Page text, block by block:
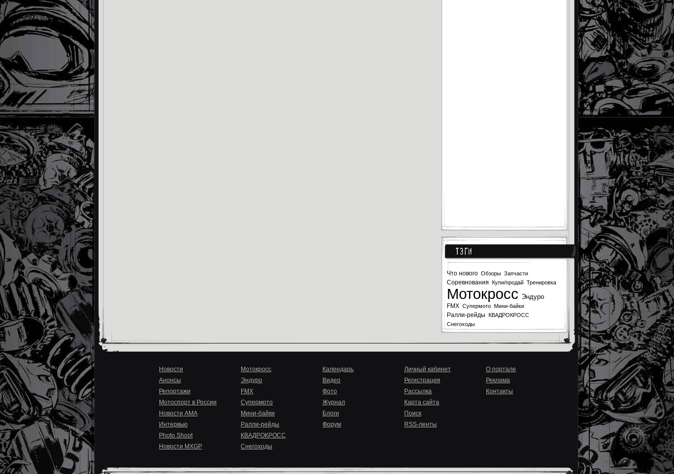
Тэги
Что нового Обзоры Запчасти
Соревнования Купи/продай Тренировка
Мотокросс Эндуро
FMX Супермото Мини-байки
Ралли-рейды КВАДРОКРОСС
Снегоходы
Новости
Анонсы
Репортажи
Мотоспорт в России
Новости AMA
Интервью
Photo Shoot
Новости MXGP
Мотокросс
Эндуро
FMX
Супермото
Мини-байки
Ралли-рейды
КВАДРОКРОСС
Снегоходы
Календарь
Видео
Фото
Журнал
Блоги
Форум
Личный кабинет
Регистрация
Рассылка
Карта сайта
Поиск
RSS-ленты
О портале
Реклама
Контакты